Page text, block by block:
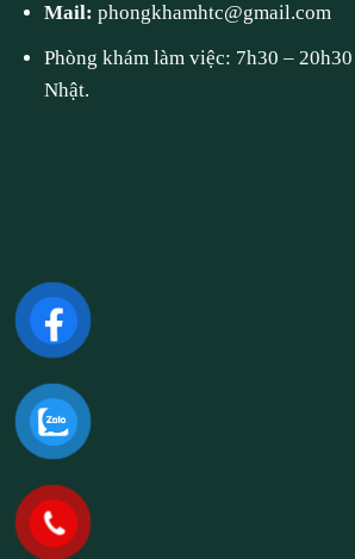
Mail:phongkhamhtc@gmail.com
Phòng khám làm việc: 7h30 –
Nhật.